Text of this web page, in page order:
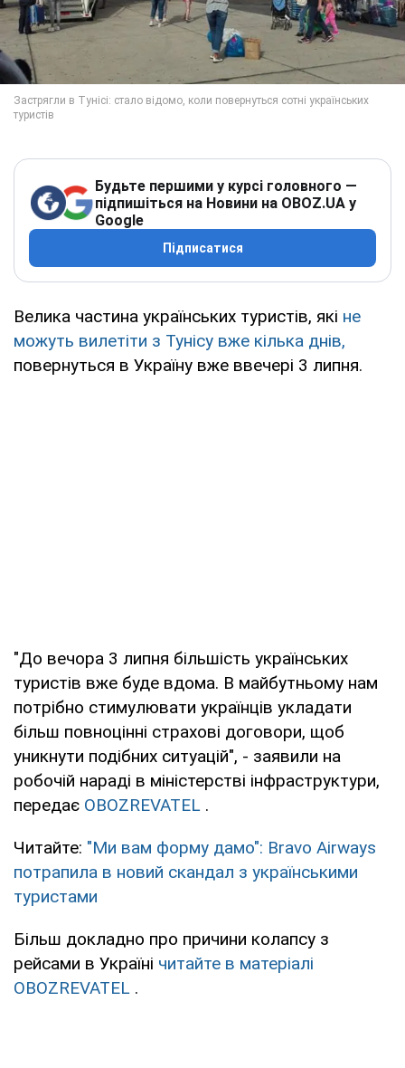
Будьте першими у курсі головного —
підпишіться на Новини на OBOZ.UA у
Google
Підписатися
Велика частина українських туристів, які не
можуть вилетіти з Тунісу вже кілька днів,
повернуться в Україну вже ввечері 3 липня.
"До вечора 3 липня більшість українських
туристів вже буде вдома. В майбутньому нам
потрібно стимулювати українців укладати
більш повноцінні страхові договори, щоб
уникнути подібних ситуацій", - заявили на
робочій нараді в міністерстві інфраструктури,
передає OBOZREVATEL .
Читайте: "Ми вам форму дамо": Bravo Airways
потрапила в новий скандал з українськими
туристами
Більш докладно про причини колапсу з
рейсами в Україні читайте в матеріалі
OBOZREVATEL .